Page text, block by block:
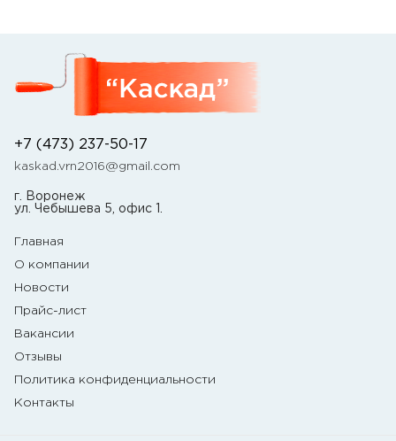
+7 (473) 237-50-17
kaskad.vrn2016@gmail.com
г. Воронеж
ул. Чебышева 5, офис 1.
Главная
О компании
Новости
Прайс-лист
Вакансии
Отзывы
Политика конфиденциальности
Контакты